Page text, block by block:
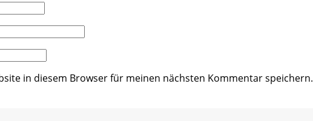
in diesem Browser für meinen nächsten Kommentar speichern.